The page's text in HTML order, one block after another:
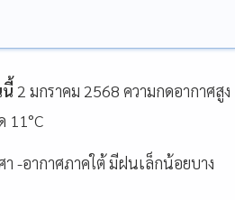
2 มกราคม 2568 ความกดอากาศสูง
11°C
-อากาศภาคใต้ มีฝนเล็กน้อยบาง